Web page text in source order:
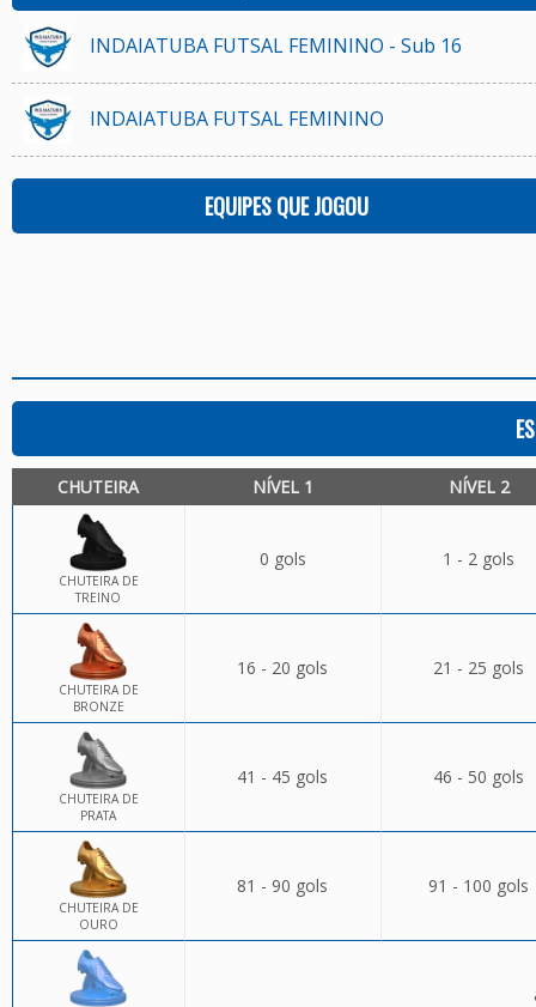
INDAIATUBA FUTSAL FEMININO - Sub 16
INDAIATUBA FUTSAL FEMININO
EQUIPES QUE JOGOU
CHUTEIRA NÍVEL 1 NÍVEL 2
CHUTEIRA DE
TREINO
0 gols 1 - 2 gols
CHUTEIRA DE
BRONZE
16 - 20 gols 21 - 25 gols
CHUTEIRA DE
PRATA
41 - 45 gols 46 - 50 gols
CHUTEIRA DE
OURO
81 - 90 gols 91 - 100 gols